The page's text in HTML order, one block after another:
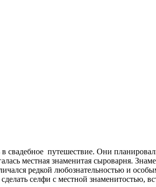
свадебное путешествие. Они
местная знаменитая сыроварня.
редкой любознательностью и
селфи с местной знаменитостью,